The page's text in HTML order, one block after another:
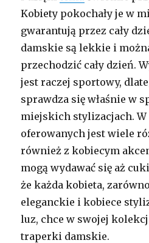
Kobiety pokochały je w
gwarantują przez cały
damskie są lekkie i
przechodzić cały dzień.
jest raczej sportowy,
sprawdza się właśnie w
miejskich stylizacjach.
oferowanych jest wiele
również z kobiecym
mogą wydawać się aż
że każda kobieta,
eleganckie i kobiece
luz, chce w swojej
traperki damskie.